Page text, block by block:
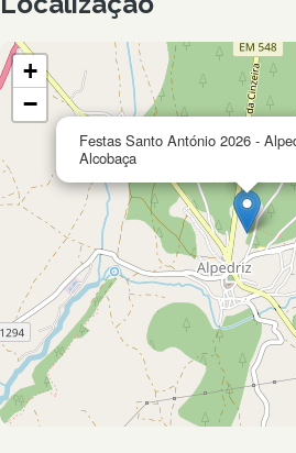
Festas Santo António 2026 -
Alcobaça
+
−